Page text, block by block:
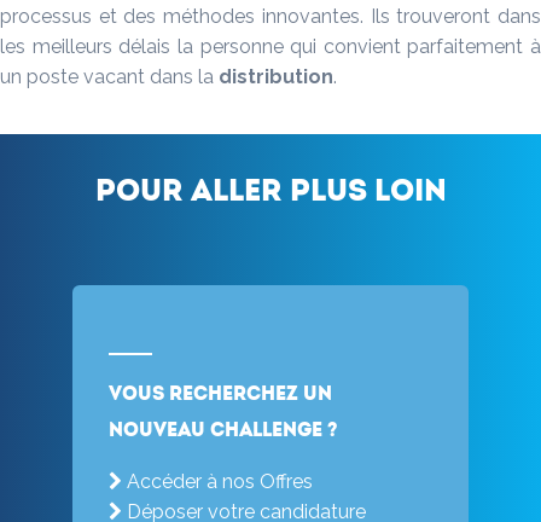
processus et des méthodes innovantes. Ils trouveront dans
les meilleurs délais la personne qui convient parfaitement à
un poste vacant dans la distribution.
Pour aller plus loin
Vous recherchez un
nouveau challenge ?
Accéder à nos Offres
Déposer votre candidature